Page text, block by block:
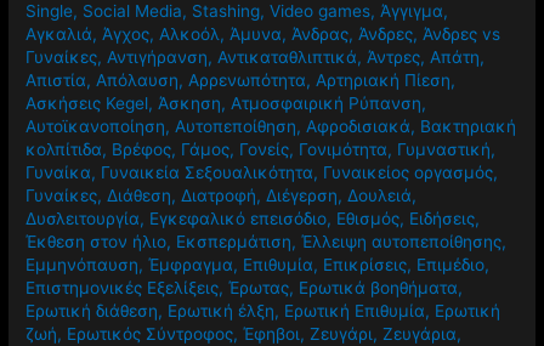
Single, Social Media, Stashing,Video games,Άγγιγμα,
Αγκαλιά,Άγχος,Αλκοόλ,Άμυνα,Άνδρας,Άνδρες,Άνδρες vs
Γυναίκες,Αντιγήρανση,Αντικαταθλιπτικά,Άντρες,Απάτη,
Απιστία,Απόλαυση,Αρρενωπότητα,Αρτηριακή Πίεση,
Ασκήσεις Kegel,Άσκηση,Ατμοσφαιρική Ρύπανση,
Αυτοϊκανοποίηση,Αυτοπεποίθηση,Αφροδισιακά, Βακτηριακή
κολπίτιδα, Βρέφος, Γάμος, Γονείς, Γονιμότητα, Γυμναστική,
Γυναίκα, Γυναικεία Σεξουαλικότητα, Γυναικείος οργασμός,
Γυναίκες,Διάθεση,Διατροφή,Διέγερση,Δουλειά,
Δυσλειτουργία, Εγκεφαλικό επεισόδιο, Εθισμός, Ειδήσεις,
Έκθεση στον ήλιο, Εκσπερμάτιση,Έλλειψη αυτοπεποίθησης,
Εμμηνόπαυση,Έμφραγμα, Επιθυμία, Επικρίσεις, Επιμέδιο,
Επιστημονικές Εξελίξεις,Έρωτας, Ερωτικά βοηθήματα,
Ερωτική διάθεση, Ερωτική έλξη, Ερωτική Επιθυμία, Ερωτική
ζωή, Ερωτικός Σύντροφος,Έφηβοι,Ζευγάρι,Ζευγάρια,